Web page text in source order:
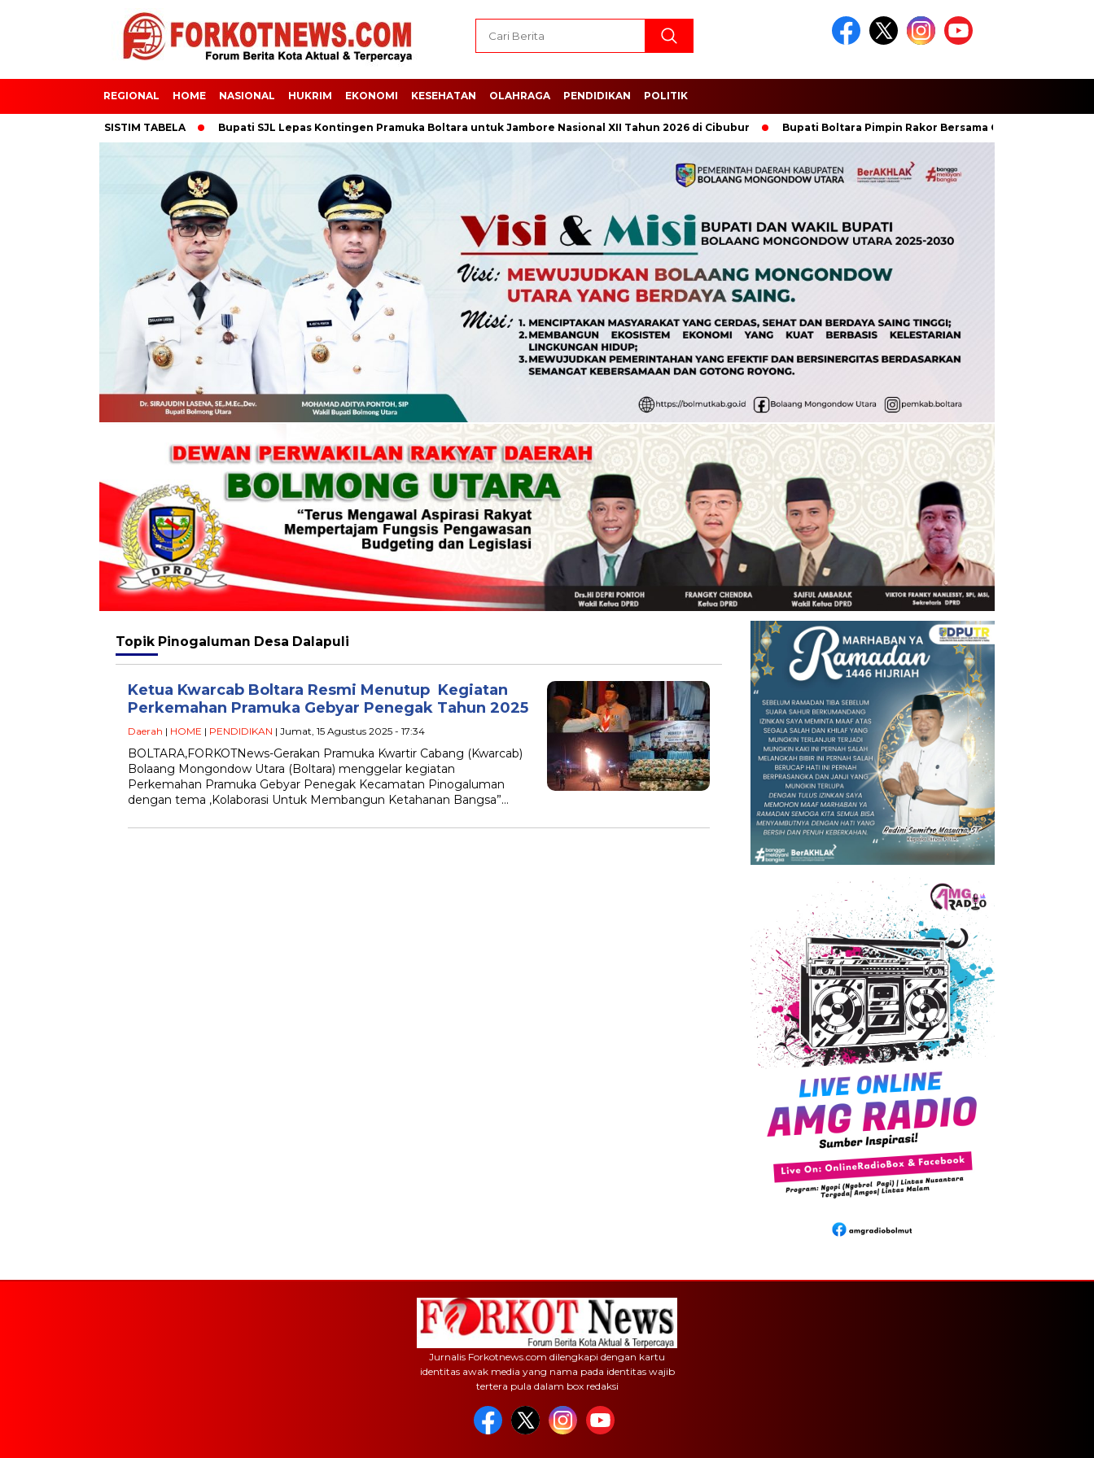
REGIONAL HOME NASIONAL HUKRIM EKONOMI KESEHATAN OLAHRAGA PENDIDIKAN POLITIK
IPB 15S SISTIM TABELA Bupati SJL Lepas Kontingen Pramuka Boltara untuk Jambore Nasional XII Tahun 2026 di Cibubur Bupati Boltara Pimpin Rakor Bersama Ormas Islam, Perkuat
Topik Pinogaluman Desa Dalapuli
Ketua Kwarcab Boltara Resmi Menutup Kegiatan
Perkemahan Pramuka Gebyar Penegak Tahun 2025
Daerah | HOME | PENDIDIKAN | Jumat, 15 Agustus 2025 - 17:34
BOLTARA,FORKOTNews-Gerakan Pramuka Kwartir Cabang (Kwarcab)
Bolaang Mongondow Utara (Boltara) menggelar kegiatan
Perkemahan Pramuka Gebyar Penegak Kecamatan Pinogaluman
dengan tema ,Kolaborasi Untuk Membangun Ketahanan Bangsa”…
Jurnalis Forkotnews.com dilengkapi dengan kartu
identitas awak media yang nama pada identitas wajib
tertera pula dalam box redaksi